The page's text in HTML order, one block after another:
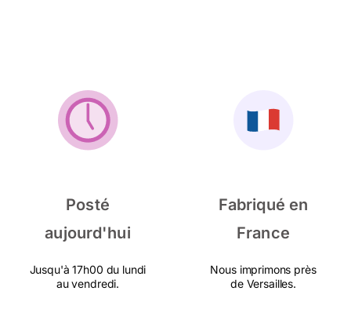
Posté
aujourd'hui
Jusqu'à 17h00 du lundi
au vendredi.
Fabriqué en
France
Nous imprimons près
de Versailles.